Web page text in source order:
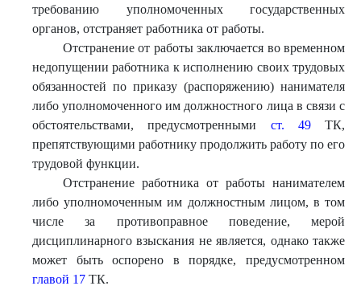
требованию уполномоченных государственных
органов, отстраняет работника от работы.
Отстранение от работы заключается во временном
недопущении работника к исполнению своих трудовых
обязанностей по приказу (распоряжению) нанимателя
либо уполномоченного им должностного лица в связи с
обстоятельствами, предусмотренными ст. 49ТК,
препятствующими работнику продолжить работу по его
трудовой функции.
Отстранение работника от работы нанимателем
либо уполномоченным им должностным лицом, в том
числе за противоправное поведение, мерой
дисциплинарного взыскания не является, однако также
может быть оспорено в порядке, предусмотренном
главой 17 ТК.